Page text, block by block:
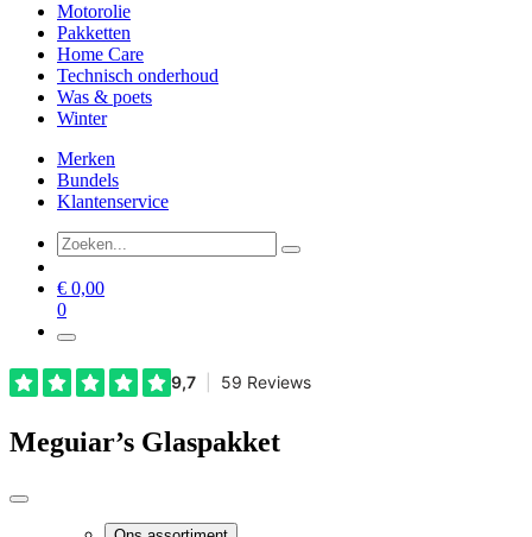
Motorolie
Pakketten
Home Care
Technisch onderhoud
Was & poets
Winter
Merken
Bundels
Klantenservice
€ 0,00
0
Meguiar’s Glaspakket